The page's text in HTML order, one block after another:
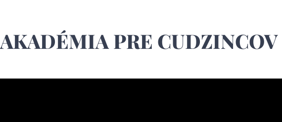
PRE CUDZINCOV